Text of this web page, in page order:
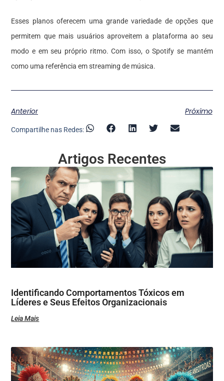
Esses planos oferecem uma grande variedade de opções que
permitem que mais usuários aproveitem a plataforma ao seu
modo e em seu próprio ritmo. Com isso, o Spotify se mantém
como uma referência em streaming de música.
Anterior Próximo
Compartilhe nas Redes:
Artigos Recentes
Identificando Comportamentos Tóxicos em
Líderes e Seus Efeitos Organizacionais
Leia Mais